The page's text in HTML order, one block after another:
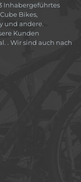
Inhabergeführtes
Bikes,
und andere.
Kunden
. Wir sind auch nach